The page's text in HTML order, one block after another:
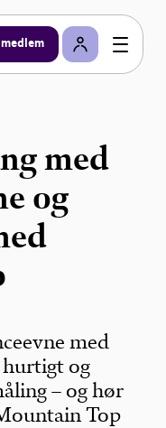
med
og
med
og
– og hør
Top